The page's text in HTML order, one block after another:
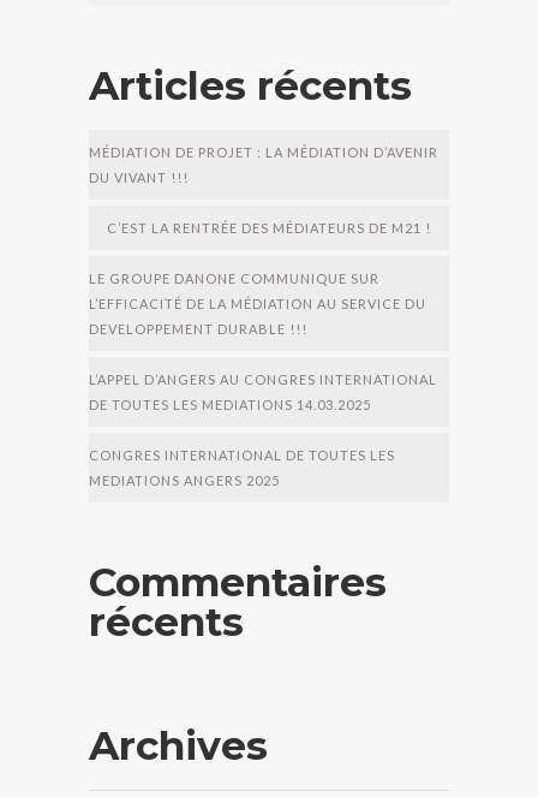
Articles récents
MÉDIATION DE PROJET : LA MÉDIATION D’AVENIR
DU VIVANT !!!
C’EST LA RENTRÉE DES MÉDIATEURS DE M21 !
LE GROUPE DANONE COMMUNIQUE SUR
L’EFFICACITÉ DE LA MÉDIATION AU SERVICE DU
DEVELOPPEMENT DURABLE !!!
L’APPEL D’ANGERS AU CONGRES INTERNATIONAL
DE TOUTES LES MEDIATIONS 14.03.2025
CONGRES INTERNATIONAL DE TOUTES LES
MEDIATIONS ANGERS 2025
Commentaires
récents
Archives